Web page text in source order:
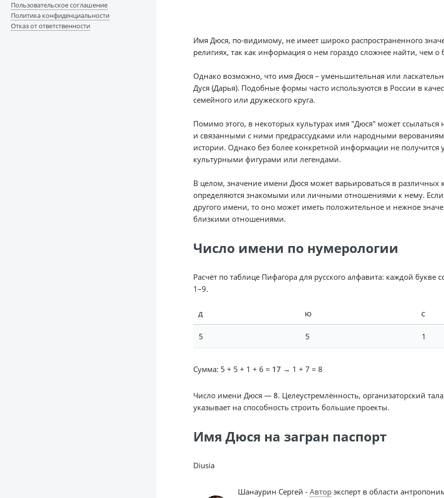
Имя Дюся, по-видимому, не имеет широко распространенного
религиях, так как информация о нем гораздо сложнее найти, чем о
Однако возможно, что имя Дюся – уменьшительная или
Дуся (Дарья). Подобные формы часто используются в России в
семейного или дружеского круга.
Помимо этого, в некоторых культурах имя "Дюся" может
и связанными с ними предрассудками или народными
истории. Однако без более конкретной информации не получится
культурными фигурами или легендами.
В целом, значение имени Дюся может варьироваться в различных
определяются знакомыми или личными отношениями к нему. Если
другого имени, то оно может иметь положительное и нежное
близкими отношениями.
Число имени по нумерологии
Расчёт по таблице Пифагора для русского алфавита: каждой букве
1–9.
Д Ю С
5 5 1
Сумма: 5 + 5 + 1 + 6 = 17 → 1 + 7 = 8
Число имени Дюся — 8. Целеустремлённость, организаторский
указывает на способность строить большие проекты.
Имя Дюся на загран паспорт
Diusia
Шанаурин Сергей - Авторэксперт в области
Пользовательское соглашение
Политика конфиденциальности
Отказ от ответственности